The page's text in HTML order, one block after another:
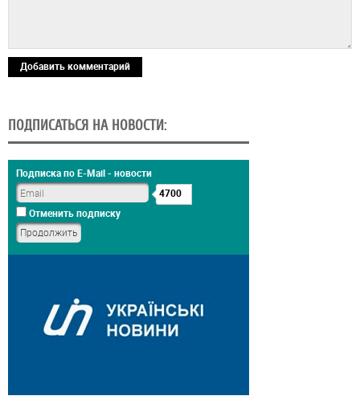
Добавить комментарий
ПОДПИСАТЬСЯ НА НОВОСТИ:
Подписка по E-Mail - новости
4700
Отменить подписку